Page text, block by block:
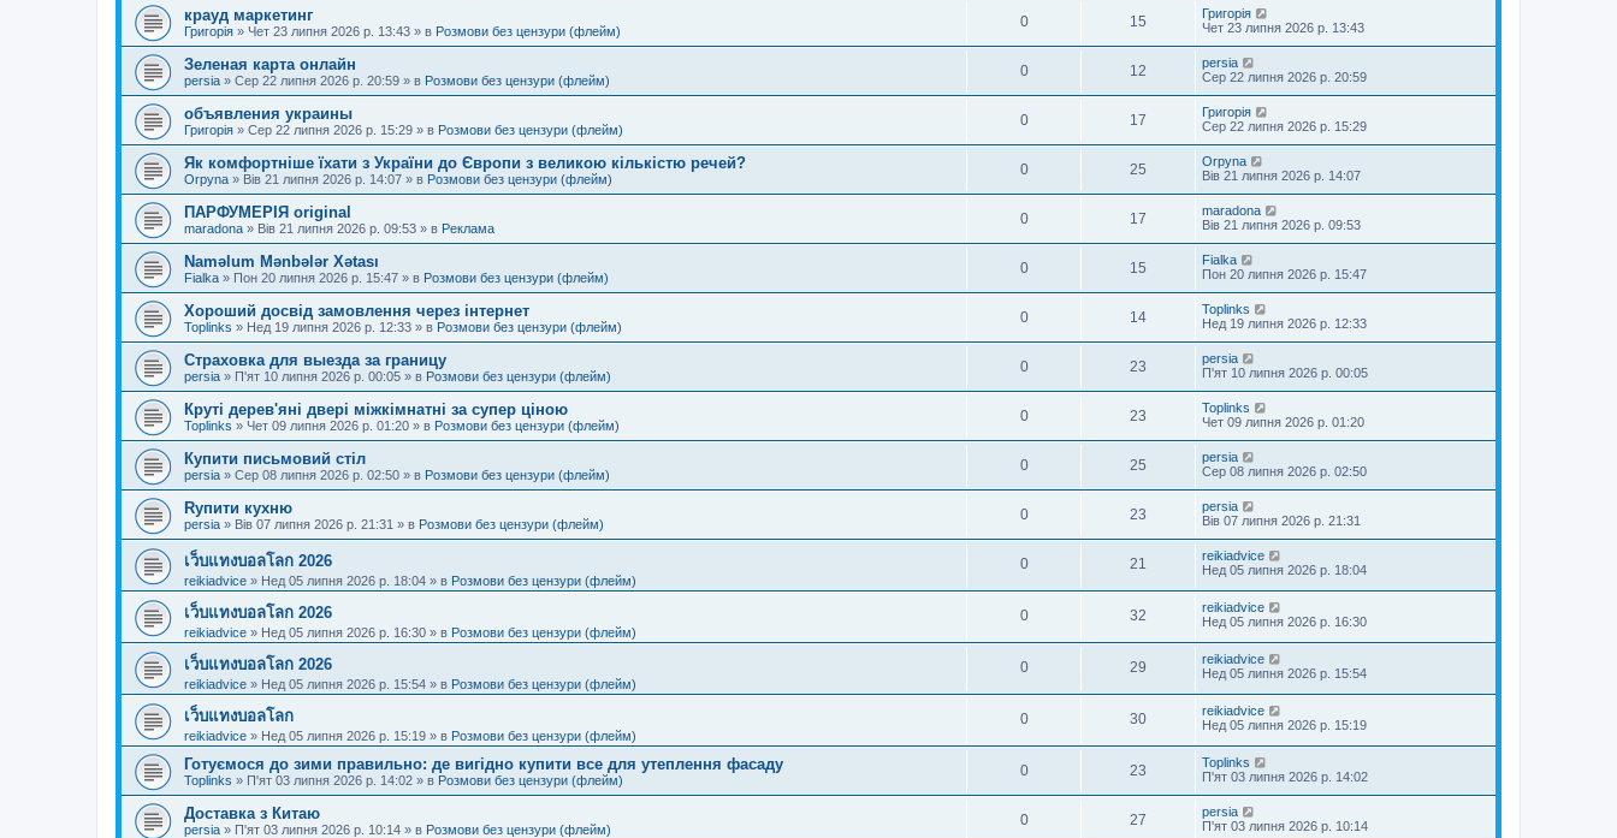
крауд маркетинг
Григорія » Чет 23 липня 2026 р. 13:43 » в Розмови без цензури (флейм)
0 15
Григорія
Чет 23 липня 2026 р. 13:43
Зеленая карта онлайн
persia » Сер 22 липня 2026 р. 20:59 » в Розмови без цензури (флейм)
0 12
persia
Сер 22 липня 2026 р. 20:59
объявления украины
Григорія » Сер 22 липня 2026 р. 15:29 » в Розмови без цензури (флейм)
0 17
Григорія
Сер 22 липня 2026 р. 15:29
Як комфортніше їхати з України до Європи з великою кількістю речей?
Orpyna » Вів 21 липня 2026 р. 14:07 » в Розмови без цензури (флейм)
0 25
Orpyna
Вів 21 липня 2026 р. 14:07
ПАРФУМЕРІЯ original
maradona » Вів 21 липня 2026 р. 09:53 » в Реклама
0 17
maradona
Вів 21 липня 2026 р. 09:53
Naməlum Mənbələr Xətası
Fialka » Пон 20 липня 2026 р. 15:47 » в Розмови без цензури (флейм)
0 15
Fialka
Пон 20 липня 2026 р. 15:47
Хороший досвід замовлення через інтернет
Toplinks » Нед 19 липня 2026 р. 12:33 » в Розмови без цензури (флейм)
0 14
Toplinks
Нед 19 липня 2026 р. 12:33
Страховка для выезда за границу
persia » П'ят 10 липня 2026 р. 00:05 » в Розмови без цензури (флейм)
0 23
persia
П'ят 10 липня 2026 р. 00:05
Круті дерев'яні двері міжкімнатні за супер ціною
Toplinks » Чет 09 липня 2026 р. 01:20 » в Розмови без цензури (флейм)
0 23
Toplinks
Чет 09 липня 2026 р. 01:20
Купити письмовий стіл
persia » Сер 08 липня 2026 р. 02:50 » в Розмови без цензури (флейм)
0 25
persia
Сер 08 липня 2026 р. 02:50
Rупити кухню
persia » Вів 07 липня 2026 р. 21:31 » в Розмови без цензури (флейм)
0 23
persia
Вів 07 липня 2026 р. 21:31
เว็บแทงบอลโลก 2026
reikiadvice » Нед 05 липня 2026 р. 18:04 » в Розмови без цензури (флейм)
0 21
reikiadvice
Нед 05 липня 2026 р. 18:04
เว็บแทงบอลโลก 2026
reikiadvice » Нед 05 липня 2026 р. 16:30 » в Розмови без цензури (флейм)
0 32
reikiadvice
Нед 05 липня 2026 р. 16:30
เว็บแทงบอลโลก 2026
reikiadvice » Нед 05 липня 2026 р. 15:54 » в Розмови без цензури (флейм)
0 29
reikiadvice
Нед 05 липня 2026 р. 15:54
เว็บแทงบอลโลก
reikiadvice » Нед 05 липня 2026 р. 15:19 » в Розмови без цензури (флейм)
0 30
reikiadvice
Нед 05 липня 2026 р. 15:19
Готуємося до зими правильно: де вигідно купити все для утеплення фасаду
Toplinks » П'ят 03 липня 2026 р. 14:02 » в Розмови без цензури (флейм)
0 23
Toplinks
П'ят 03 липня 2026 р. 14:02
Доставка з Китаю
persia » П'ят 03 липня 2026 р. 10:14 » в Розмови без цензури (флейм)
0 27
persia
П'ят 03 липня 2026 р. 10:14